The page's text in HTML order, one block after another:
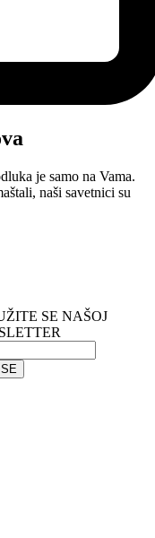
je samo na Vama.
naši savetnici su
SE NAŠOJ